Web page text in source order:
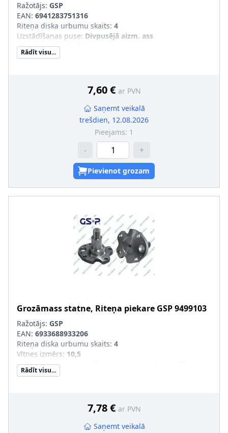
Ražotājs: GSP
EAN: 6941283751316
Riteņa diska urbumu skaits: 4
Uzstādīšanas puse: Divpusējā aizm. ass
Vītnes izmērs
Ārējais diametrs [mm]
Rādīt visu...
7,60 € ar PVN
Saņemt veikalā
trešdien, 12.08.2026
Pieejams: 1
- +
Pievienot grozam
Grozāmass statne, Riteņa piekare GSP9499103
Ražotājs: GSP
EAN: 6933688933206
Riteņa diska urbumu skaits: 4
Vītnes izmērs: 10,5
Attālums starp stiprināšanas urbumiem [mm]
Rādīt visu...
7,78 € ar PVN
Saņemt veikalā